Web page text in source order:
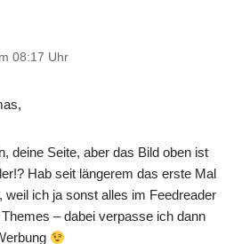
08:17 Uhr
deine Seite, aber das Bild oben ist
Hab seit längerem das erste Mal
weil ich ja sonst alles im Feedreader
– dabei verpasse ich dann